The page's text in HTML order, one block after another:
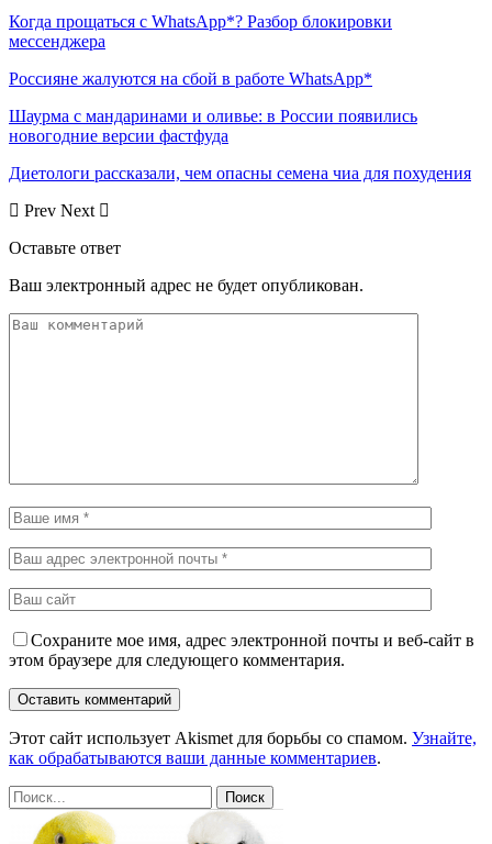
Когда прощаться с WhatsApp*? Разбор блокировки
мессенджера
Россияне жалуются на сбой в работе WhatsApp*
Шаурма с мандаринами и оливье: в России появились
новогодние версии фастфуда
Диетологи рассказали, чем опасны семена чиа для похудения
Prev Next
Оставьте ответ
Ваш электронный адрес не будет опубликован.
Сохраните мое имя, адрес электронной почты и веб-сайт в
этом браузере для следующего комментария.
Этот сайт использует Akismet для борьбы со спамом. Узнайте,
как обрабатываются ваши данные комментариев.